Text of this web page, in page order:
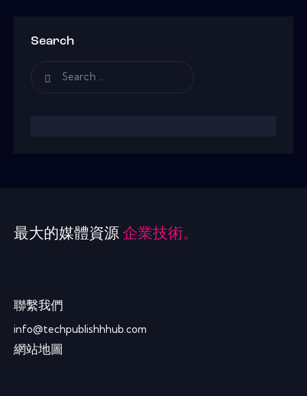
Search
最大的媒體資源 企業技術。
聯繫我們
info@techpublishhhub.com
網站地圖